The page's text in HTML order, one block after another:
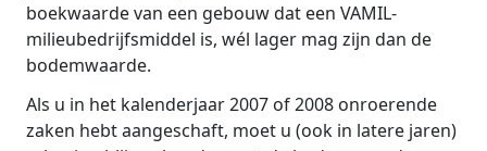
boekwaarde van een gebouw dat een VAMIL-
milieubedrijfsmiddel is, wél lager mag zijn dan de
bodemwaarde.
Als u in het kalenderjaar 2007 of 2008 onroerende
zaken hebt aangeschaft, moet u (ook in latere jaren)